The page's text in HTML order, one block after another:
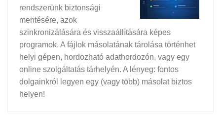
rendszerünk biztonsági
mentésére, azok
szinkronizálására és visszaállítására képes
programok. A fájlok másolatának tárolása történhet
helyi gépen, hordozható adathordozón, vagy egy
online szolgáltatás tárhelyén. A lényeg: fontos
dolgainkról legyen egy (vagy több) másolat biztos
helyen!